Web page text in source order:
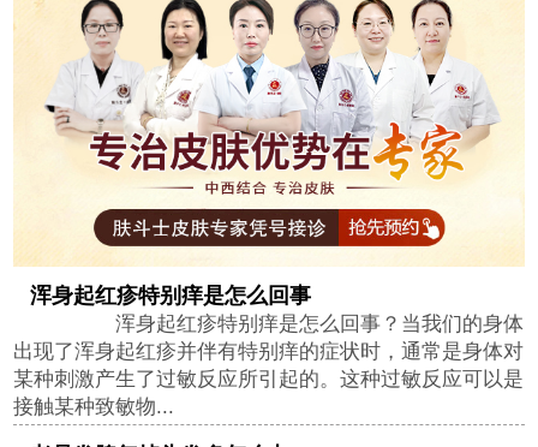
浑身起红疹特别痒是怎么回事
浑身起红疹特别痒是怎么回事？当我们的身体
出现了浑身起红疹并伴有特别痒的症状时，通常是身体对
某种刺激产生了过敏反应所引起的。这种过敏反应可以是
接触某种致敏物...